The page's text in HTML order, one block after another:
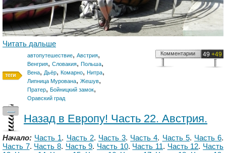
Читать дальше
автопутешествие, Австрия,
Венгрия, Словакия, Польша,
Вена, Дьёр, Комарно, Нитра,
Липница Мурована, Жешув,
Пратер, Бойницкий замок,
Оравский град
49 +49
Комментарии
—
Назад в Европу! Часть 22. Австрия.
Начало: Часть 1. Часть 2. Часть 3. Часть 4. Часть 5. Часть 6.
Часть 7. Часть 8. Часть 9. Часть 10. Часть 11. Часть 12. Часть